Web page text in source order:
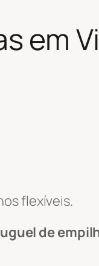
em
flexíveis.
de